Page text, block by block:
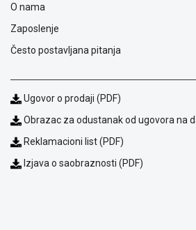
O nama
Zaposlenje
Često postavljana pitanja
Ugovor o prodaji (PDF)
Obrazac za odustanak od ugovora na
Reklamacioni list (PDF)
Izjava o saobraznosti (PDF)